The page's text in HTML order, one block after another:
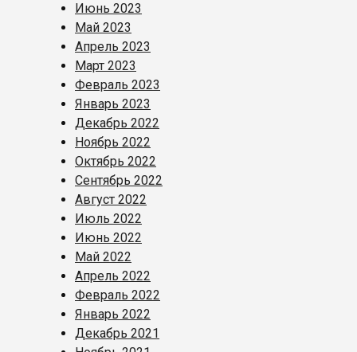
Июнь 2023
Май 2023
Апрель 2023
Март 2023
Февраль 2023
Январь 2023
Декабрь 2022
Ноябрь 2022
Октябрь 2022
Сентябрь 2022
Август 2022
Июль 2022
Июнь 2022
Май 2022
Апрель 2022
Февраль 2022
Январь 2022
Декабрь 2021